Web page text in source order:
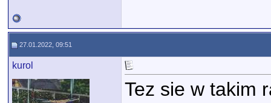
27.01.2022, 09:51
kurol
Tez sie w takim